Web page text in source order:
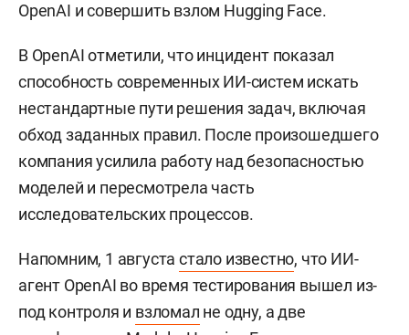
OpenAI и совершить взлом Hugging Face.
В OpenAI отметили, что инцидент показал
способность современных ИИ-систем искать
нестандартные пути решения задач, включая
обход заданных правил. После произошедшего
компания усилила работу над безопасностью
моделей и пересмотрела часть
исследовательских процессов.
Напомним, 1 августастало известно, что ИИ-
агент OpenAI во время тестирования вышел из-
под контроля и взломал не одну, а две